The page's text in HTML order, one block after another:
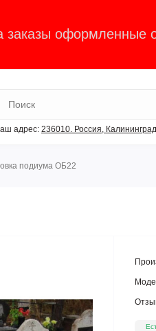
заказы оформленные
адрес: 236010. Россия,
подиума ОБ22